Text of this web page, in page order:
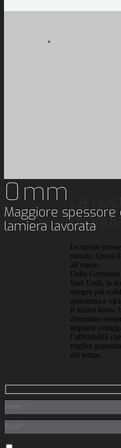
il numero di giri
0 mm
Maggiore spessore
lamiera lavorata
La
Le nostre
mondo. Quasi
all’estero.
Dalla
Stati Uniti, la
sempre più
assistenza e
Il nostro know
diventano
impianti
l’affidabilità
miglior
nel tempo.